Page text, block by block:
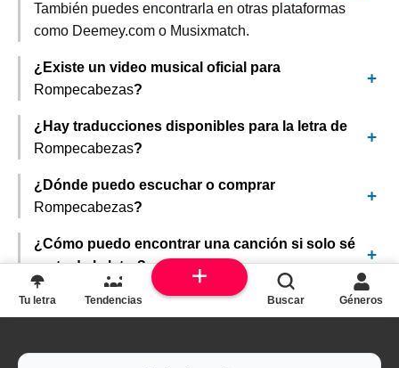
También puedes encontrarla en otras plataformas
como Deemey.com o Musixmatch.
¿Existe un video musical oficial para
Rompecabezas?
¿Hay traducciones disponibles para la letra de
Rompecabezas?
¿Dónde puedo escuchar o comprar
Rompecabezas?
¿Cómo puedo encontrar una canción si solo sé
parte de la letra?
Tu letra Tendencias Buscar Géneros